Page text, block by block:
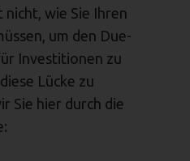
nicht, wie Sie Ihren
um den Due-
Investitionen zu
Lücke zu
Sie hier durch die